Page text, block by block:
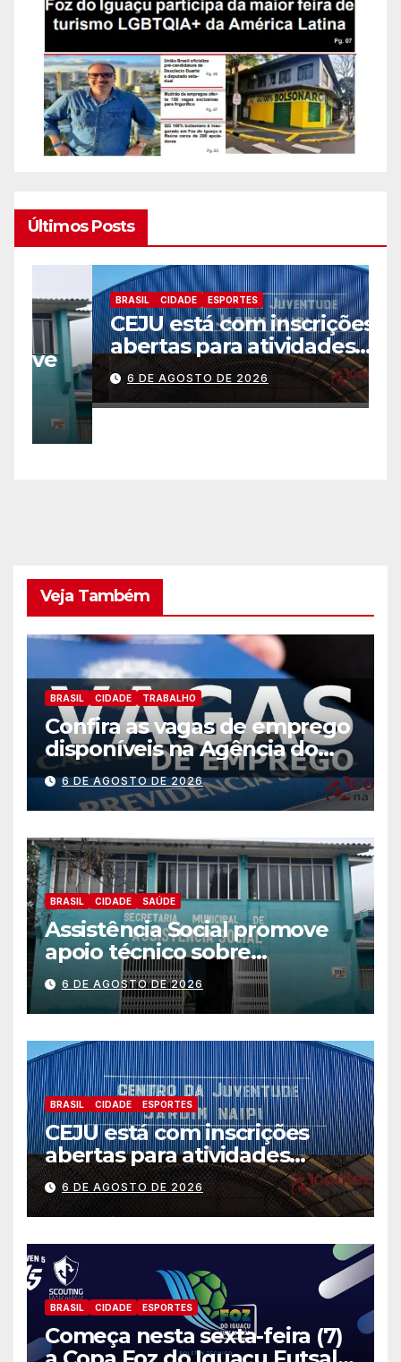
Últimos Posts
BRASIL CIDADE ESPORTES
CEJU está com inscrições
abertas para atividades
gratuitas
6 DE AGOSTO DE 2026
Veja Também
BRASIL CIDADE TRABALHO
Confira as vagas de emprego
disponíveis na Agência do
Trabalhador
6 DE AGOSTO DE 2026
BRASIL CIDADE SAÚDE
Assistência Social promove
apoio técnico sobre
preparação e resposta a
situações de emergência e
calamidade pública
6 DE AGOSTO DE 2026
BRASIL CIDADE ESPORTES
CEJU está com inscrições
abertas para atividades
gratuitas
6 DE AGOSTO DE 2026
BRASIL CIDADE ESPORTES
Começa nesta sexta-feira (7)